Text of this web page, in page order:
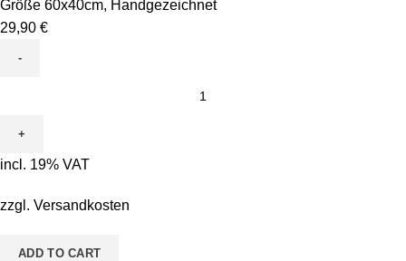
Größe 60x40cm, Handgezeichnet
29,90 €
Ausmalen
-
ABC
Mädchen
incl. 19% VAT
zzgl. Versandkosten
ADD TO CART